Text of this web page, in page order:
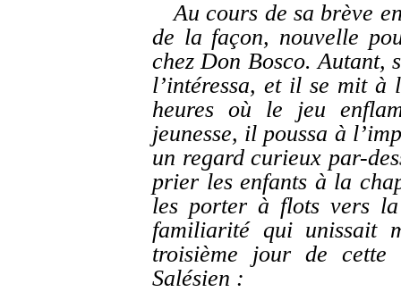
Au cours de sa brève
de la façon, nouvelle
chez Don Bosco. Autant,
l’intéressa, et il se mit à
heures où le jeu
jeunesse, il poussa à
un regard curieux par-
prier les enfants à la
les porter à flots vers
familiarité qui unissait
troisième jour de
Salésien :